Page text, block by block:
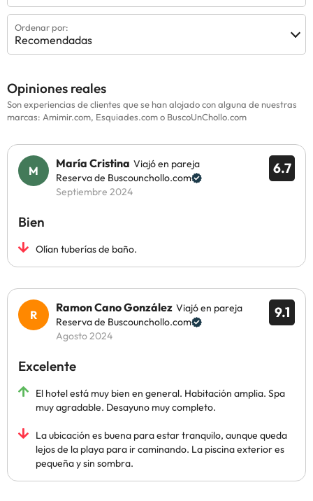
Ordenar por:
Recomendadas
Opiniones reales
Son experiencias de clientes que se han alojado con alguna de nuestras
marcas: Amimir.com, Esquiades.com o BuscoUnChollo.com
6.7
María Cristina Viajó en pareja
Reserva de Buscounchollo.com
Septiembre 2024
Bien
Olían tuberías de baño.
9.1
Ramon Cano González Viajó en pareja
Reserva de Buscounchollo.com
Agosto 2024
Excelente
El hotel está muy bien en general. Habitación amplia. Spa
muy agradable. Desayuno muy completo.
La ubicación es buena para estar tranquilo, aunque queda
lejos de la playa para ir caminando. La piscina exterior es
pequeña y sin sombra.